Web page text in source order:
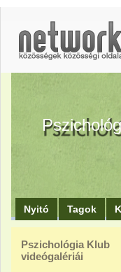
Nyitó Tagok
Pszichológia Klub
videógalériái